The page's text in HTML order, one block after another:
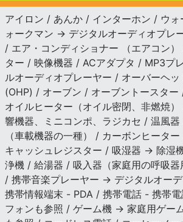
アイロン / あんか / インターホン / ウォ
ォークマン → デジタルオーディオプレ
/ エア・コンディショナー （エアコン
ター / 映像機器 / ACアダプタ / MP3プ
ルオーディオプレーヤー / オーバーヘ
(OHP) / オーブン / オーブントースタ
オイルヒーター（オイル密閉、非燃焼
響機器、ミニコンポ、ラジカセ / 温風
（車載機器の一種） / カーボンヒータ
キャッシュレジスター / 吸湿器 → 除湿
浄機 / 給湯器 / 吸入器（家庭用の呼吸
/ 携帯音楽プレーヤー → デジタルオー
携帯情報端末 - PDA / 携帯電話 - 携帯
フォンも参照 / ゲーム機 → 家庭用ゲー